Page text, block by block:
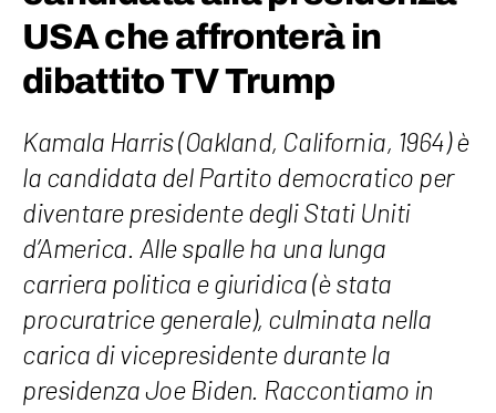
USA che affronterà in
dibattito TV Trump
Kamala Harris (Oakland, California, 1964) è
la candidata del Partito democratico per
diventare presidente degli Stati Uniti
d’America. Alle spalle ha una lunga
carriera politica e giuridica (è stata
procuratrice generale), culminata nella
carica di vicepresidente durante la
presidenza Joe Biden. Raccontiamo in